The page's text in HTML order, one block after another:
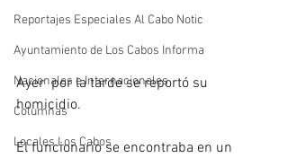
Reportajes Especiales Al Cabo Notic
Ayuntamiento de Los Cabos Informa
Nacionales e Internacionales
Columnas
Locales Los Cabos
Ayer  por la tarde se reportó su
homicidio.
El funcionario se encontraba en un